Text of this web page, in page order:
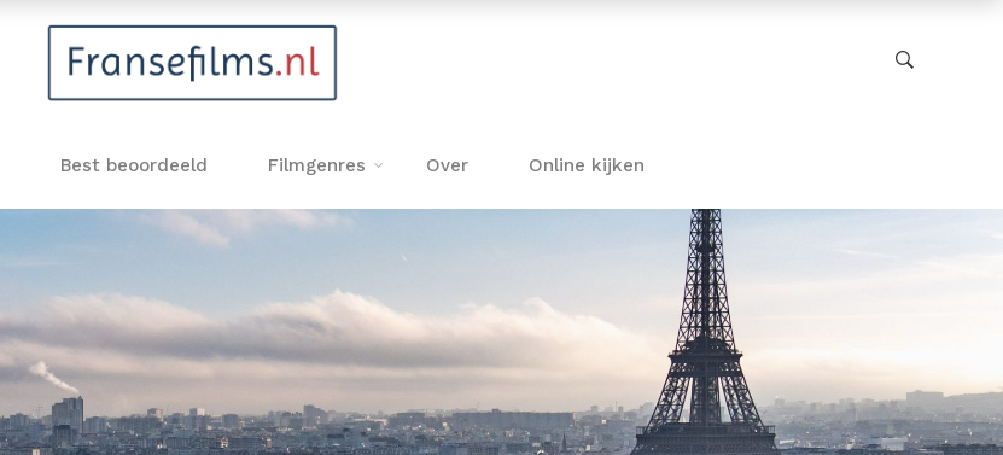
Best beoordeeld Filmgenres Over Online kijken